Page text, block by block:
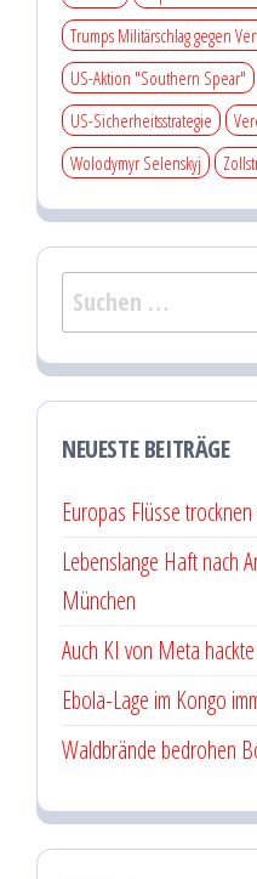
Trumps Militärschlag gegen
US-Aktion "Southern Spear"
US-Sicherheitsstrategie
Wolodymyr Selenskyj
Suchen
nach:
NEUESTE BEITRÄGE
Europas Flüsse
Lebenslange Haft nach
München
Auch KI von Meta
Ebola-Lage im Kongo
Waldbrände bedrohen